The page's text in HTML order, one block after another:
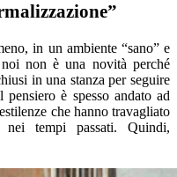
in un ambiente “sano” e
non è una novità perché
in una stanza per seguire
è spesso andato ad
che hanno travagliato
tempi passati. Quindi,